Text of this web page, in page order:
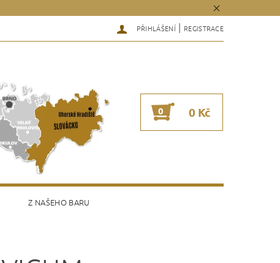
PŘIHLÁŠENÍ | REGISTRACE
0 0 Kč
Z NAŠEHO BARU